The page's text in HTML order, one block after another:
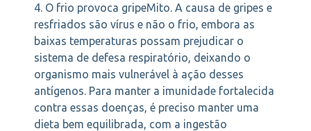
4. O frio provoca gripeMito. A causa de gripes e
resfriados são vírus e não o frio, embora as
baixas temperaturas possam prejudicar o
sistema de defesa respiratório, deixando o
organismo mais vulnerável à ação desses
antígenos. Para manter a imunidade fortalecida
contra essas doenças, é preciso manter uma
dieta bem equilibrada, com a ingestão